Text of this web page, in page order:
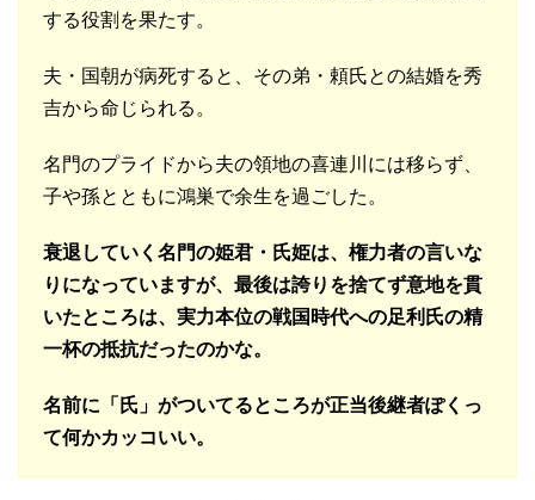
する役割を果たす。
夫・国朝が病死すると、その弟・頼氏との結婚を秀
吉から命じられる。
名門のプライドから夫の領地の喜連川には移らず、
子や孫とともに鴻巣で余生を過ごした。
衰退していく名門の姫君・氏姫は、権力者の言いな
りになっていますが、最後は誇りを捨てず意地を貫
いたところは、実力本位の戦国時代への足利氏の精
一杯の抵抗だったのかな。
名前に「氏」がついてるところが正当後継者ぽくっ
て何かカッコいい。